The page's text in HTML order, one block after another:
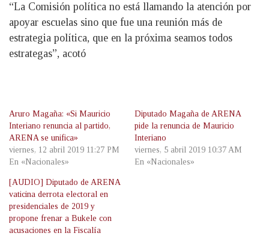
“La Comisión política no está llamando la atención por
apoyar escuelas sino que fue una reunión más de
estrategia política, que en la próxima seamos todos
estrategas”, acotó
Aruro Magaña: «Si Mauricio
Interiano renuncia al partido,
ARENA se unifica»
viernes, 12 abril 2019 11:27 PM
En «Nacionales»
Diputado Magaña de ARENA
pide la renuncia de Mauricio
Interiano
viernes, 5 abril 2019 10:37 AM
En «Nacionales»
[AUDIO] Diputado de ARENA
vaticina derrota electoral en
presidenciales de 2019 y
propone frenar a Bukele con
acusaciones en la Fiscalía